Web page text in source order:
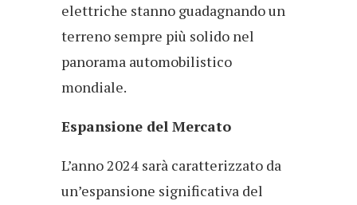
elettriche stanno guadagnando un
terreno sempre più solido nel
panorama automobilistico
mondiale.
Espansione del Mercato
L’anno 2024 sarà caratterizzato da
un’espansione significativa del